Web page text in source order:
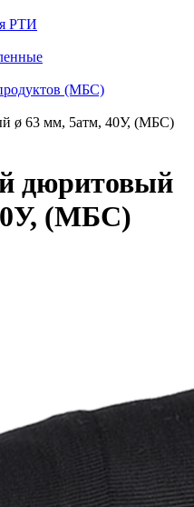
РТИ
(МБС)
ø 63 мм, 5атм, 40У, (МБС)
дюритовый
(МБС)